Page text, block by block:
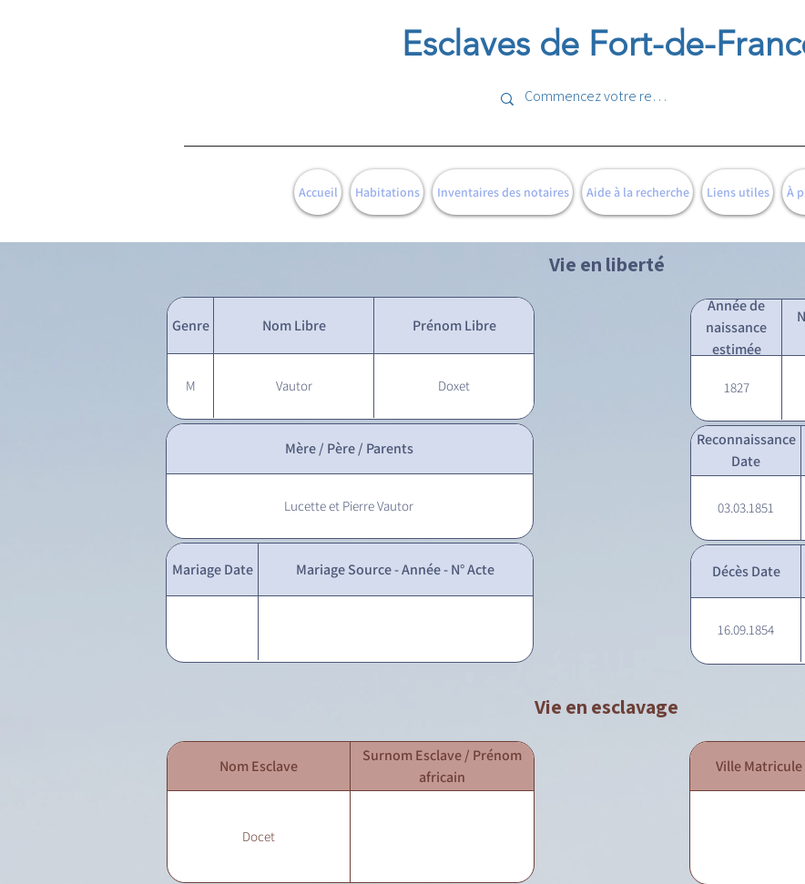
Esclaves de Fort-de-
Accueil Habitations Inventaires des notaires Aide à la recherche Liens utiles À
Vie en liberté
Genre Nom Libre Prénom Libre
M Vautor Doxet
Année de
naissance
estimée
1827
Mère / Père / Parents
Lucette et Pierre Vautor
Mariage Date Mariage Source - Année - N° Acte
Reconnaissance
Date
03.03.1851
Décès Date
16.09.1854
Vie en esclavage
Nom Esclave
Surnom Esclave / Prénom
africain
Docet
Ville Matricule